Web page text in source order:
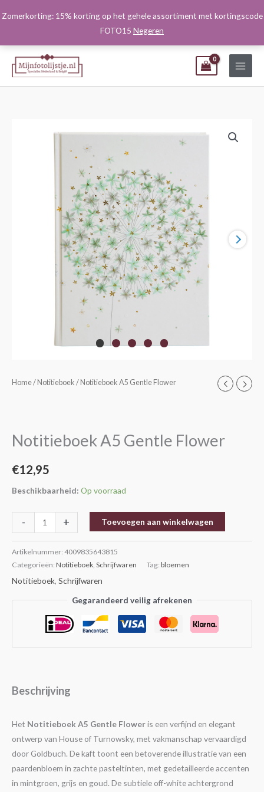
Zomerkorting: 15% korting op het gehele assortiment met kortingscode
FOTO15 Negeren
naar
Home/ Notitieboek / Notitieboek A5 Gentle Flower
Notitieboek A5 Gentle Flower
€12,95
Beschikbaarheid: Op voorraad
-
Notitieboek
aantal
+ Toevoegen aan winkelwagen
Artikelnummer: 4009835643815
Categorieën: Notitieboek Schrijfwaren Tag: bloemen
Notitieboek, Schrijfwaren
Gegarandeerd veilig afrekenen
Beschrijving
Het Notitieboek A5 Gentle Floweris een verfijnd en elegant
ontwerp van House of Turnowsky, met vakmanschap vervaardigd
door Goldbuch. De kaft toont een betoverende illustratie van een
paardenbloem in zachte pasteltinten, met gedetailleerde accenten
in mintgroen, grijs en goud. De subtiele off-white achtergrond